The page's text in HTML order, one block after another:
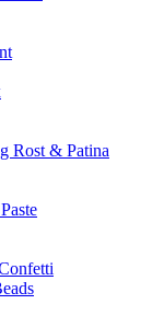
Rost & Patina